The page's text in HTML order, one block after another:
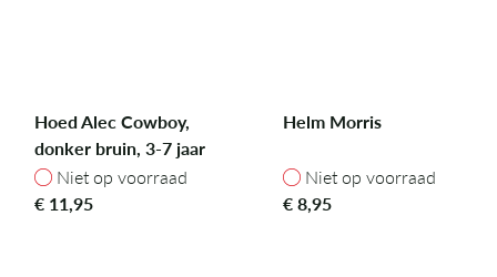
Hoed Alec Cowboy,
donker bruin, 3-7 jaar
Niet op voorraad
Niet op voorraad
€ 11,95
Helm Morris
Niet op voorraad
Niet op voorraad
€8,95